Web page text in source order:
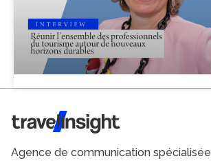
Travel Insight
Agence de communication spécialisée